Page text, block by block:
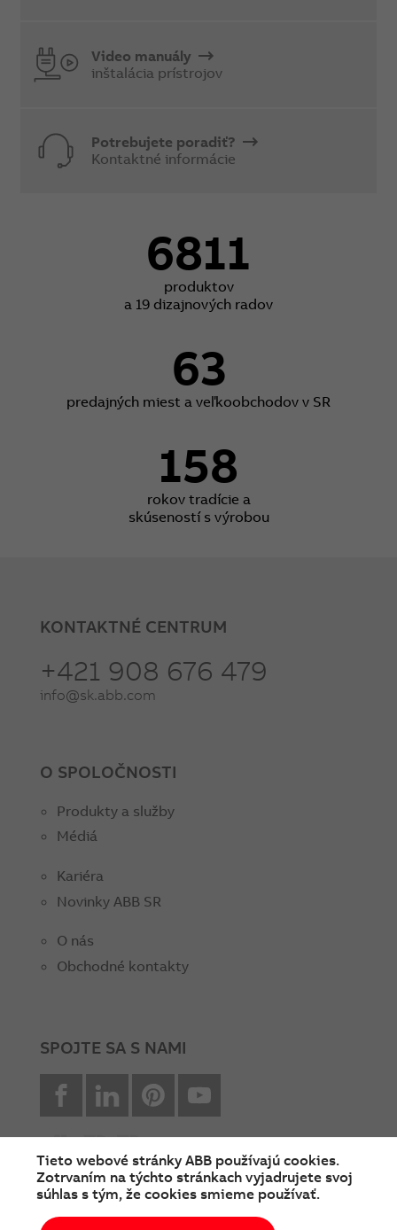
Video manuály
inštalácia prístrojov
Potrebujete poradiť?
Kontaktné informácie
6811
produktov
a 19 dizajnových radov
63
predajných miest a veľkoobchodov v SR
158
rokov tradície a
skúseností s výrobou
KONTAKTNÉ CENTRUM
+421 908 676 479
info@sk.abb.com
O SPOLOČNOSTI
Produkty a služby
Médiá
Kariéra
Novinky ABB SR
O nás
Obchodné kontakty
SPOJTE SA S NAMI
facebookLinkedin Pinterest
Tieto webové stránky ABB používajú cookies.
Zotrvaním na týchto stránkach vyjadrujete svoj
súhlas s tým, že cookies smieme používať.